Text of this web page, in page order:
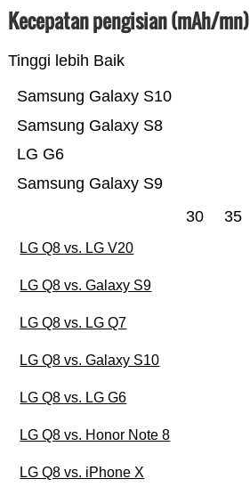
Kecepatan pengisian (mAh/mn)
Tinggi lebih Baik
Samsung Galaxy S9
LG G6
Samsung Galaxy S8
Samsung Galaxy S10
30 35
LG Q8 vs. LG V20
LG Q8 vs. Galaxy S9
LG Q8 vs. LG Q7
LG Q8 vs. Galaxy S10
LG Q8 vs. LG G6
LG Q8 vs. Honor Note 8
LG Q8 vs. iPhone X